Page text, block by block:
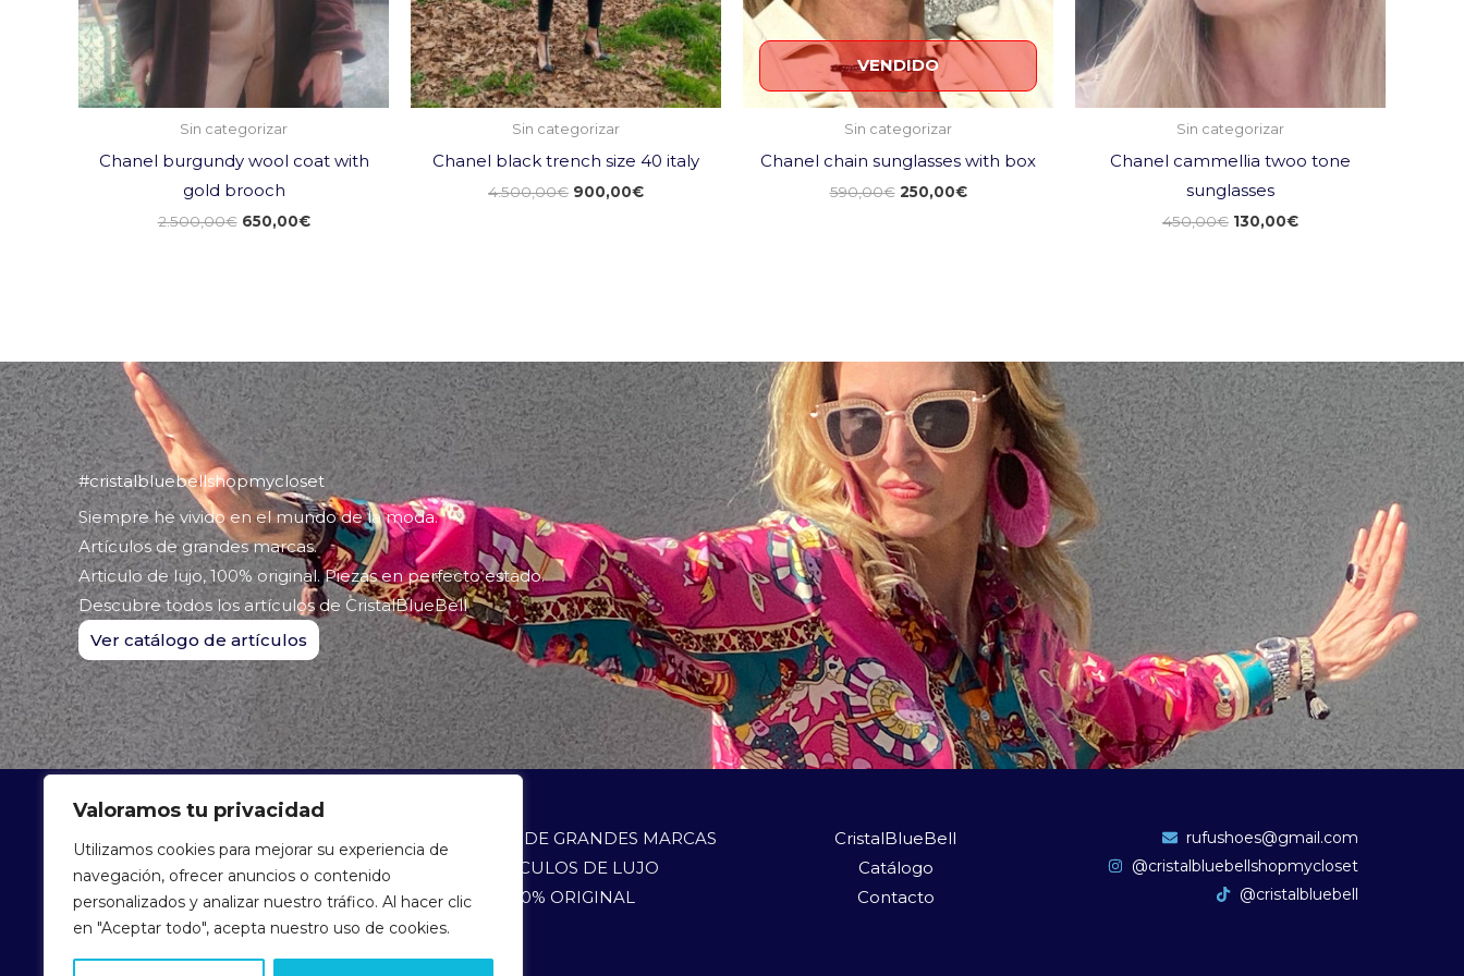
Valoramos tu privacidad
Utilizamos cookies para mejorar su experiencia de
navegación, ofrecer anuncios o contenido
personalizados y analizar nuestro tráfico. Al hacer clic
en "Aceptar todo", acepta nuestro uso de cookies.
Sin categorizar
Chanel burgundy wool coat with
gold brooch
2.500,00€ 650,00€
Sin categorizar
Chanel black trench size 40 italy
4.500,00€ 900,00€
VENDIDO
Sin categorizar
Chanel chain sunglasses with box
590,00€ 250,00€
Sin categorizar
Chanel cammellia twoo tone
sunglasses
450,00€ 130,00€
#cristalbluebellshopmycloset
Siempre he vivido en el mundo de la moda.
Artículos de grandes marcas.
Articulo de lujo, 100% original. Piezas en perfecto estado.
Descubre todos los artículos de CristalBlueBell
Ver catálogo de artículos
ARTÍCULOS DE GRANDES MARCAS
ARTÍCULOS DE LUJO
100% ORIGINAL
CristalBlueBell
Catálogo
Contacto
rufushoes@gmail.com
@cristalbluebellshopmycloset
@cristalbluebell